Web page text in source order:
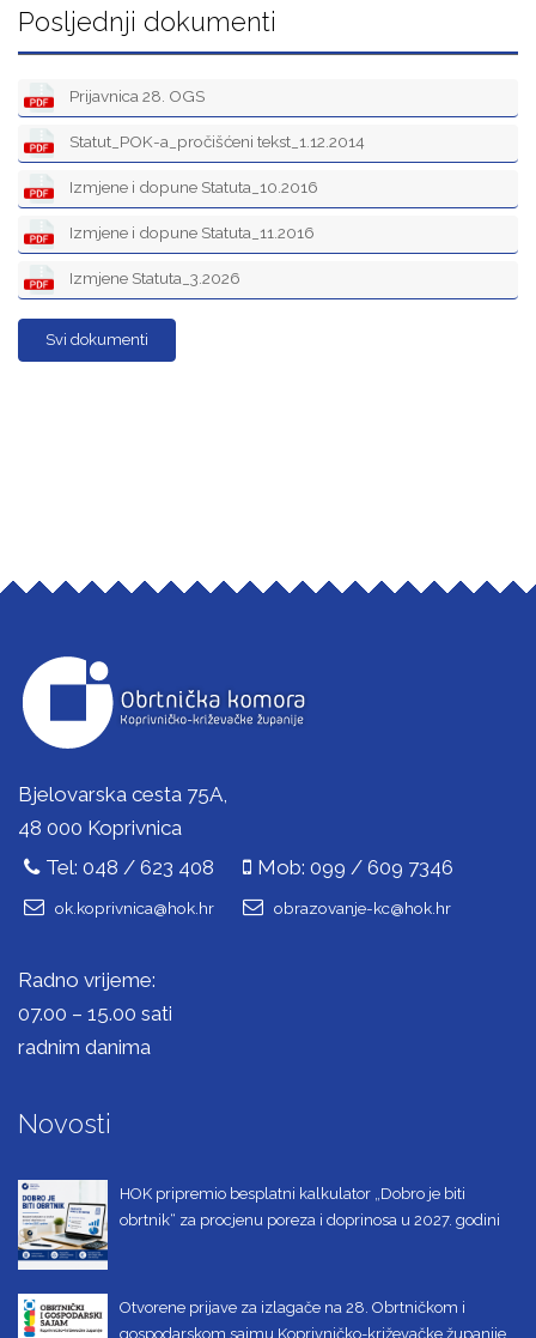
Posljednji dokumenti
Prijavnica 28. OGS
Statut_POK-a_pročišćeni tekst_1.12.2014
Izmjene i dopune Statuta_10.2016
Izmjene i dopune Statuta_11.2016
Izmjene Statuta_3.2026
Svi dokumenti
Bjelovarska cesta 75A,
48 000 Koprivnica
Tel: 048 / 623 408
Mob: 099 / 609 7346
ok.koprivnica@hok.hr obrazovanje-kc@hok.hr
Radno vrijeme:
07.00 – 15.00 sati
radnim danima
Novosti
HOK pripremio besplatni kalkulator „Dobro je biti
obrtnik“ za procjenu poreza i doprinosa u 2027. godini
Otvorene prijave za izlagače na 28. Obrtničkom i
gospodarskom sajmu Koprivničko-križevačke županije